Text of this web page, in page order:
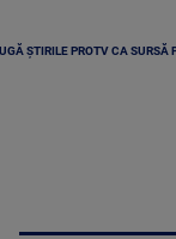
ȘTIRILE PROTV CA SURSĂ